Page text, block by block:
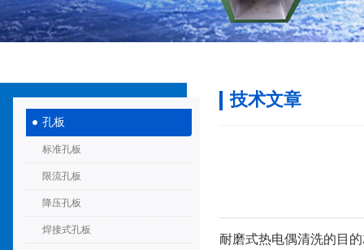
孔板
标准孔板
限流孔板
降压孔板
焊接式孔板
技术文章
耐磨式热电偶清洗的目